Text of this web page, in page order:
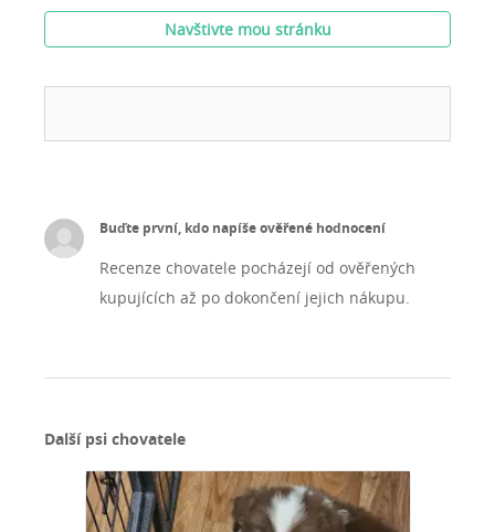
Navštivte mou stránku
Buďte první, kdo napíše ověřené hodnocení
Recenze chovatele pocházejí od ověřených
kupujících až po dokončení jejich nákupu.
Další psi chovatele